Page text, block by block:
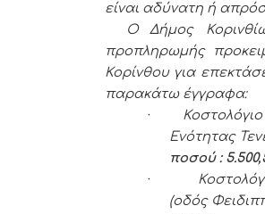
είναι αδύνατη ή
Ο Δήμος
προπληρωμής
Κορίνθου για
παρακάτω έγγραφα:
·
Ενότητας
ποσού :
·
(οδός